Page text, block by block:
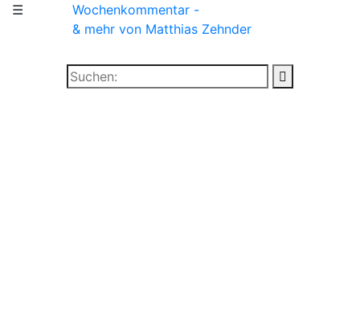
☰
Wochenkommentar -
& mehr von Matthias Zehnder